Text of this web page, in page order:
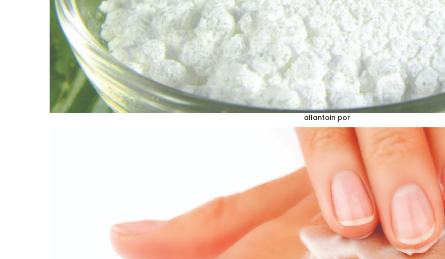
allantoin por